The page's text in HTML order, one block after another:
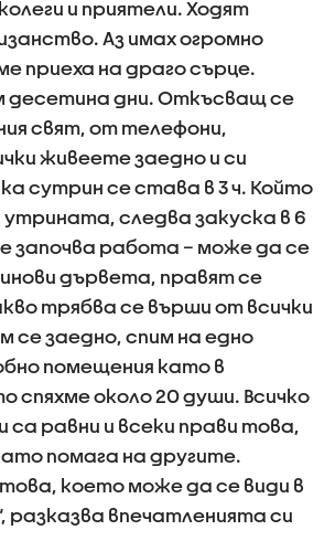
и приятели. Ходят
Аз имах огромно
приеха на драго сърце.
десетина дни. Откъсващ се
свят, от телефони,
живеете заедно и си
сутрин се става в 3 ч. Който
следва закуска в 6
започва работа – може да се
дървета, правят се
трябва се върши от всички
се заедно, спим на едно
помещения като в
спяхме около 20 души. Всичко
са равни и всеки прави това,
помага на другите.
което може да се види в
разказва впечатленията си